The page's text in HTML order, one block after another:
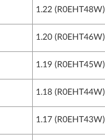
1.22 (R0EHT48W)
1.20 (R0EHT46W)
1.19 (R0EHT45W)
1.18 (R0EHT44W)
1.17 (R0EHT43W)